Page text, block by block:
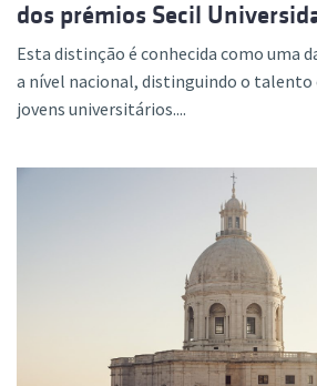
dos prémios Secil
Esta distinção é conhecida como uma
a nível nacional, distinguindo o talento
jovens universitários....